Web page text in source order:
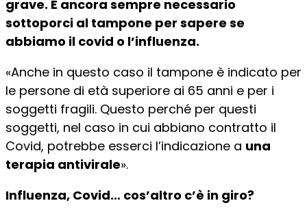
grave. È ancora sempre necessario
sottoporci al tampone per sapere se
abbiamo il covid o l’influenza.
«Anche in questo caso il tampone è indicato per
le persone di età superiore ai 65 anni e per i
soggetti fragili. Questo perché per questi
soggetti, nel caso in cui abbiano contratto il
Covid, potrebbe esserci l’indicazione a una
terapia antivirale».
Influenza, Covid… cos’altro c’è in giro?